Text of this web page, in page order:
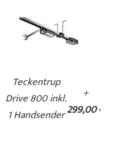
Teckentrup
Drive 800 inkl.
1 Handsender
+
299,00 €